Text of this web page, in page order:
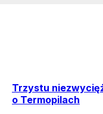
Trzystu
o Termopilach